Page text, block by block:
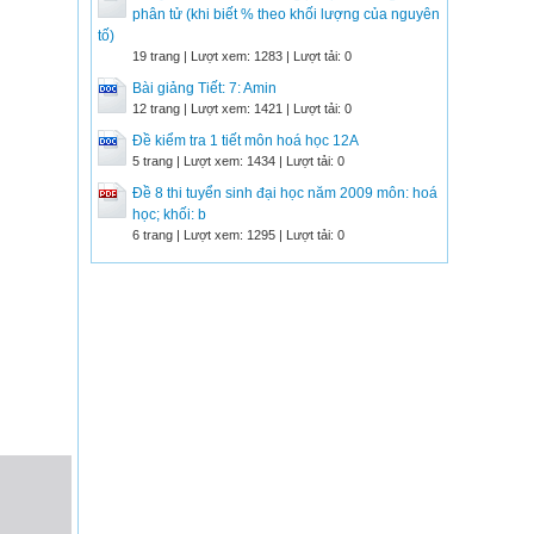
phân tử (khi biết % theo khối lượng của nguyên
tố)
19 trang | Lượt xem: 1283 | Lượt tải: 0
Bài giảng Tiết: 7: Amin
12 trang | Lượt xem: 1421 | Lượt tải: 0
Đề kiểm tra 1 tiết môn hoá học 12A
5 trang | Lượt xem: 1434 | Lượt tải: 0
Đề 8 thi tuyển sinh đại học năm 2009 môn: hoá
học; khối: b
6 trang | Lượt xem: 1295 | Lượt tải: 0